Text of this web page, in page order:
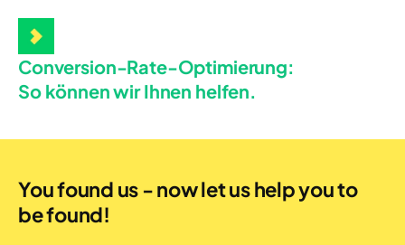
Conversion-Rate-Optimierung:
So können wir Ihnen helfen.
You found us - now let us help you to
be found!